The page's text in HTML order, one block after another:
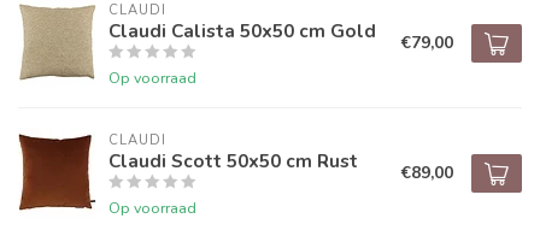
CLAUDI
Claudi Calista 50x50 cm Gold
Op voorraad
€79,00
CLAUDI
Claudi Scott 50x50 cm Rust
Op voorraad
€89,00